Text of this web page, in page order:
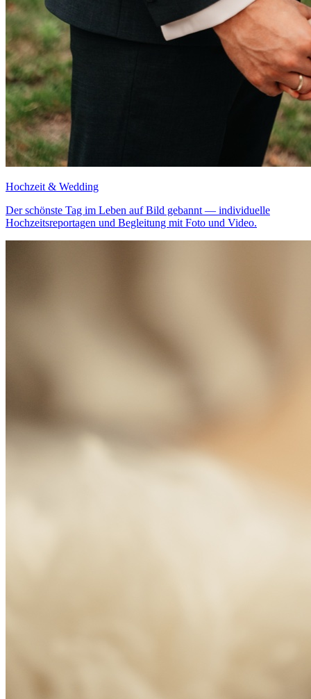
Hochzeit & Wedding
Der schönste Tag im Leben auf Bild gebannt — individuelle
Hochzeitsreportagen und Begleitung mit Foto und Video.